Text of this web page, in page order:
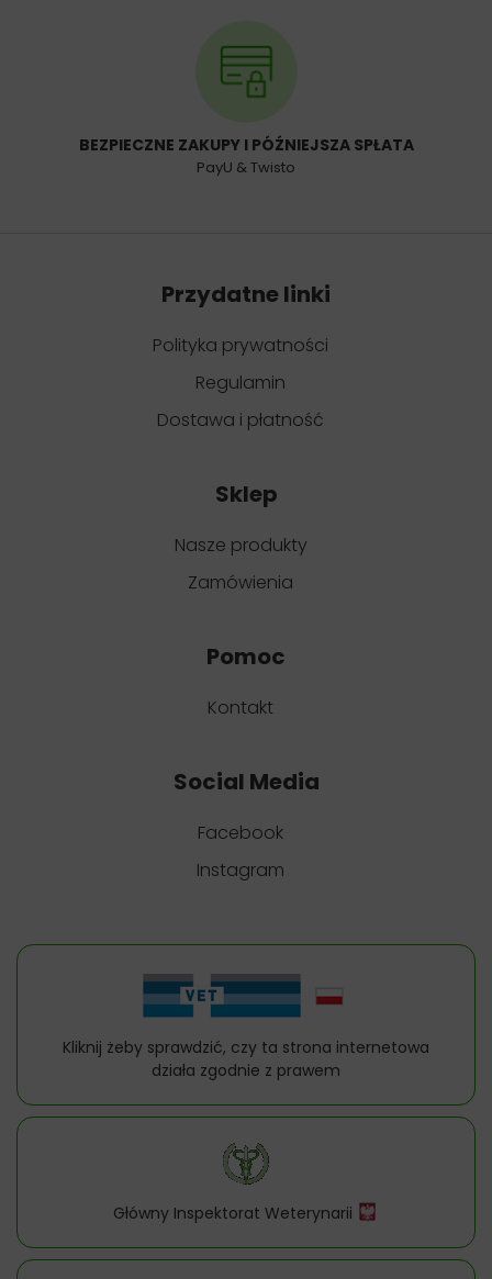
BEZPIECZNE ZAKUPY I PÓŹNIEJSZA SPŁATA
PayU & Twisto
Przydatne linki
Polityka prywatności
Regulamin
Dostawa i płatność
Sklep
Nasze produkty
Zamówienia
Pomoc
Kontakt
Social Media
Facebook
Instagram
Kliknij żeby sprawdzić, czy ta strona internetowa
działa zgodnie z prawem
Główny Inspektorat Weterynarii